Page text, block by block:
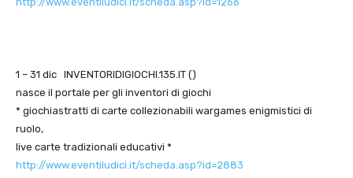
1 – 31 dic INVENTORIDIGIOCHI.135.IT ()
nasce il portale per gli inventori di giochi
* giochiastratti di carte collezionabili wargames enigmistici di
ruolo,
live carte tradizionali educativi *
http://www.eventiludici.it/scheda.asp?id=2883